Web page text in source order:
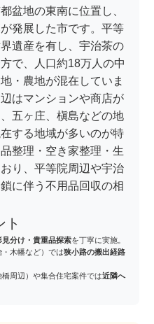
盆地の東南に位置し、
発展した市です。平等
遺産を有し、宇治茶の
で、人口約18万人の中
・農地が混在していま
はマンションや商店が
五ヶ庄、槇島などの地
する地域が多いのが特
整理・空き家整理・生
り、平等院周辺や宇治
に伴う不用品回収の相
ト
見分け・貴重品探索を丁寧に実施。
木幡など）では狭小路の搬出経路
周辺）や集合住宅案件では近隣へ